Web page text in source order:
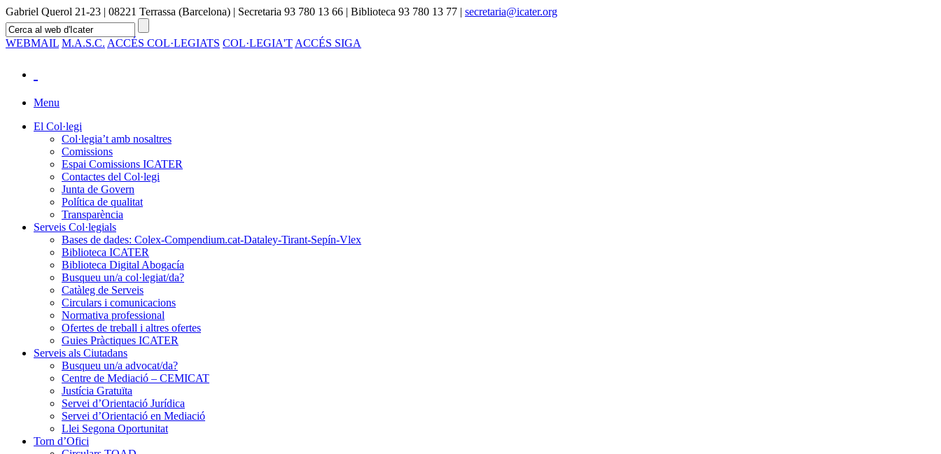
Gabriel Querol 21-23 | 08221 Terrassa (Barcelona) | Secretaria 93 780 13 66 | Biblioteca 93 780 13 77 | secretaria@icater.org
WEBMAIL M.A.S.C. ACCÉS COL·LEGIATS COL·LEGIA'T ACCÉS SIGA
Menu
El Col·legi
Col·legia’t amb nosaltres
Comissions
Espai Comissions ICATER
Contactes del Col·legi
Junta de Govern
Política de qualitat
Transparència
Serveis Col·legials
Bases de dades: Colex-Compendium.cat-Dataley-Tirant-Sepín-Vlex
Biblioteca ICATER
Biblioteca Digital Abogacía
Busqueu un/a col·legiat/da?
Catàleg de Serveis
Circulars i comunicacions
Normativa professional
Ofertes de treball i altres ofertes
Guies Pràctiques ICATER
Serveis als Ciutadans
Busqueu un/a advocat/da?
Centre de Mediació – CEMICAT
Justícia Gratuïta
Servei d’Orientació Jurídica
Servei d’Orientació en Mediació
Llei Segona Oportunitat
Torn d’Ofici